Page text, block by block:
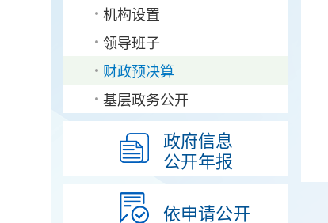
机构设置
领导班子
财政预决算
基层政务公开
政府信息
公开年报
依申请公开